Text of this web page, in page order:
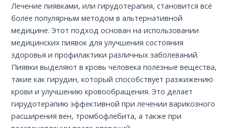
Лечение пиявками, или гирудотерапия, становится всё
более популярным методом в альтернативной
медицине. Этот подход основан на использовании
медицинских пиявок для улучшения состояния
здоровья и профилактики различных заболеваний.
Пиявки выделяют в кровь человека полезные вещества,
такие как гирудин, который способствует разжижению
крови и улучшению кровообращения. Это делает
гирудотерапию эффективной при лечении варикозного
расширения вен, тромбофлебита, а также при